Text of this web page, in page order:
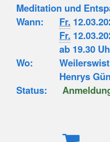
Meditation und
Wann:
Fr.
Fr.
ab 19.30
Wo:
Henrys
Status: